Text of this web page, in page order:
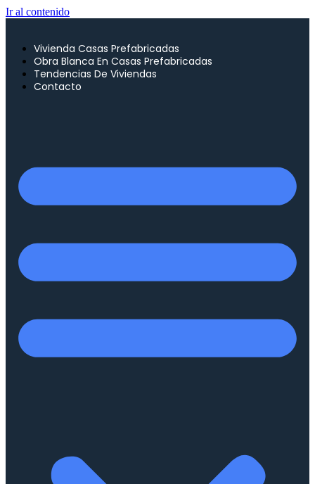
Ir al contenido
Vivienda Casas Prefabricadas
Obra Blanca En Casas Prefabricadas
Tendencias De Viviendas
Contacto